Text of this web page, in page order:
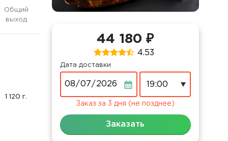
Общий
выход
1 120 г.
44 180 ₽
4.53
Дата доставки
Заказ за 3 дня (не позднее)
Заказать